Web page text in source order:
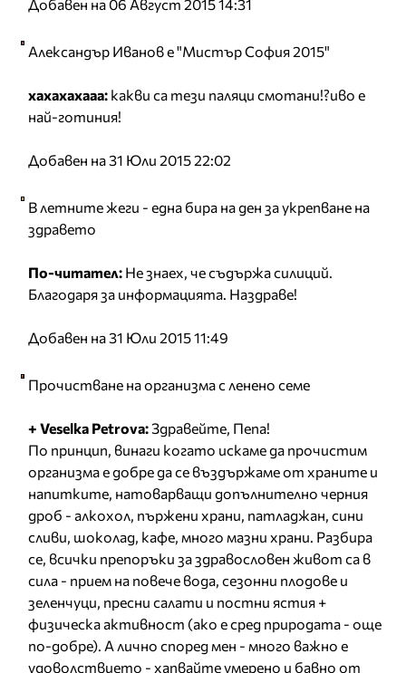
Добавен на 06 Август 2015 14:31
Александър Иванов е "Мистър София 2015"
хахахахааа: какви са тези паляци смотани!?иво е
най-готиния!
Добавен на 31 Юли 2015 22:02
В летните жеги - една бира на ден за укрепване на
здравето
По-читател: Не знаех, че съдържа силиций.
Благодаря за информацията. Наздраве!
Добавен на 31 Юли 2015 11:49
Прочистване на организма с ленено семе
+ Veselka Petrova:Здравейте, Пепа!
По принцип, винаги когато искаме да прочистим
организма е добре да се въздържаме от храните и
напитките, натоварващи допълнително черния
дроб - алкохол, пържени храни, патладжан, сини
сливи, шоколад, кафе, много мазни храни. Разбира
се, всички препоръки за здравословен живот са в
сила - прием на повече вода, сезонни плодове и
зеленчуци, пресни салати и постни ястия +
физическа активност (ако е сред природата - още
по-добре). А лично според мен - много важно е
удоволствието - хапвайте умерено и бавно от